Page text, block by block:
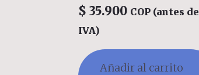
T568
$ 35.900 COP (antes de
IVA)
Añadir al carrito